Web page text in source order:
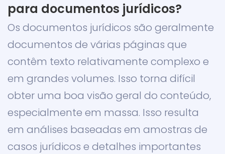
para documentos jurídicos?
Os documentos jurídicos são geralmente
documentos de várias páginas que
contêm texto relativamente complexo e
em grandes volumes. Isso torna difícil
obter uma boa visão geral do conteúdo,
especialmente em massa. Isso resulta
em análises baseadas em amostras de
casos jurídicos e detalhes importantes